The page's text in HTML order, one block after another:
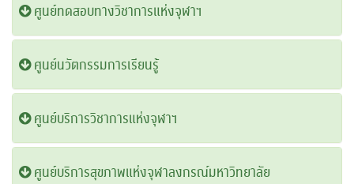
ศูนย์ทดสอบทางวิชาการแห่งจุฬาฯ
ศูนย์นวัตกรรมการเรียนรู้
ศูนย์บริการวิชาการแห่งจุฬาฯ
ศูนย์บริการสุขภาพแห่งจุฬาลงกรณ์มหาวิทยาลัย